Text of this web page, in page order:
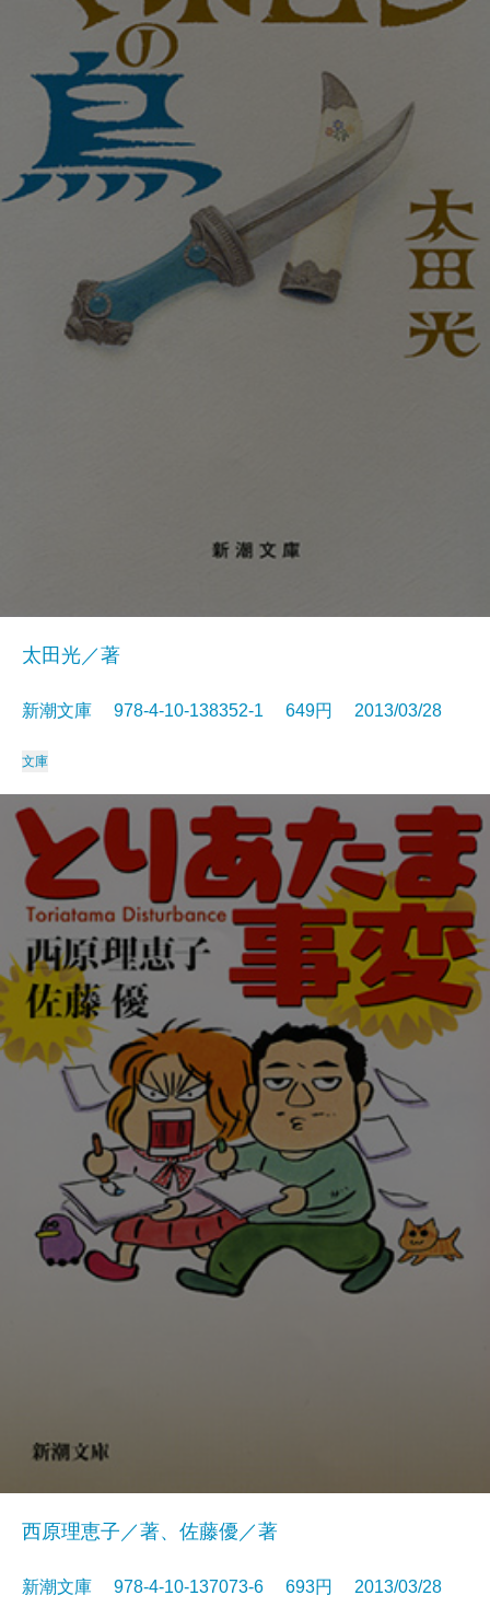
太田光／著
新潮文庫 978-4-10-138352-1 649円 2013/03/28
文庫
西原理恵子／著、佐藤優／著
新潮文庫 978-4-10-137073-6 693円 2013/03/28